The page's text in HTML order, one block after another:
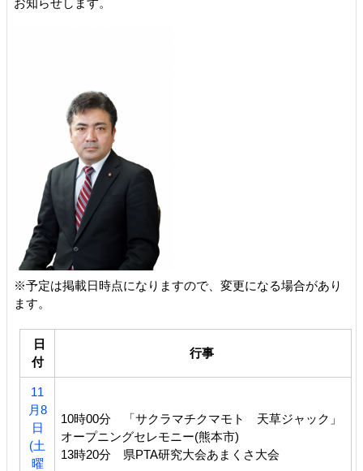
お知らせします。
※予定は掲載日時点になりますので、変更になる場合があり
ます。
日
付
行事
11
月8
日
(土
曜
10時00分 「サクラマチクマモト 天草ジャック」
オープニングセレモニー(熊本市)
13時20分 県PTA研究大会あまくさ大会